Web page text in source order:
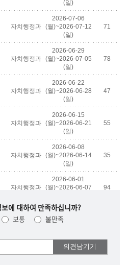
에 대하여 만족하십니까?
보통
불만족